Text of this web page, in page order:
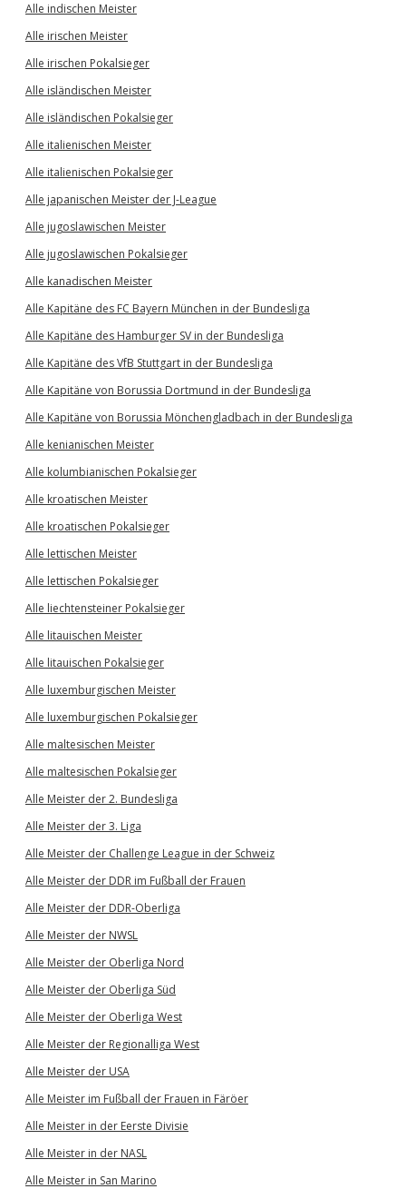
Alle indischen Meister
Alle irischen Meister
Alle irischen Pokalsieger
Alle isländischen Meister
Alle isländischen Pokalsieger
Alle italienischen Meister
Alle italienischen Pokalsieger
Alle japanischen Meister der J-League
Alle jugoslawischen Meister
Alle jugoslawischen Pokalsieger
Alle kanadischen Meister
Alle Kapitäne des FC Bayern München in der Bundesliga
Alle Kapitäne des Hamburger SV in der Bundesliga
Alle Kapitäne des VfB Stuttgart in der Bundesliga
Alle Kapitäne von Borussia Dortmund in der Bundesliga
Alle Kapitäne von Borussia Mönchengladbach in der Bundesliga
Alle kenianischen Meister
Alle kolumbianischen Pokalsieger
Alle kroatischen Meister
Alle kroatischen Pokalsieger
Alle lettischen Meister
Alle lettischen Pokalsieger
Alle liechtensteiner Pokalsieger
Alle litauischen Meister
Alle litauischen Pokalsieger
Alle luxemburgischen Meister
Alle luxemburgischen Pokalsieger
Alle maltesischen Meister
Alle maltesischen Pokalsieger
Alle Meister der 2. Bundesliga
Alle Meister der 3. Liga
Alle Meister der Challenge League in der Schweiz
Alle Meister der DDR im Fußball der Frauen
Alle Meister der DDR-Oberliga
Alle Meister der NWSL
Alle Meister der Oberliga Nord
Alle Meister der Oberliga Süd
Alle Meister der Oberliga West
Alle Meister der Regionalliga West
Alle Meister der USA
Alle Meister im Fußball der Frauen in Färöer
Alle Meister in der Eerste Divisie
Alle Meister in der NASL
Alle Meister in San Marino